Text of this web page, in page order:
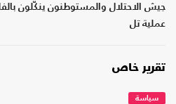
جيش الاحتلال والمستوطنون ينكّلون
عملية تل
تقرير خاص
سياسة